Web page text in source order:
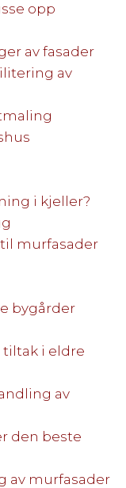
opp
av fasader
av
i kjeller?
murfasader
bygårder
tiltak i eldre
av
den beste
av murfasader